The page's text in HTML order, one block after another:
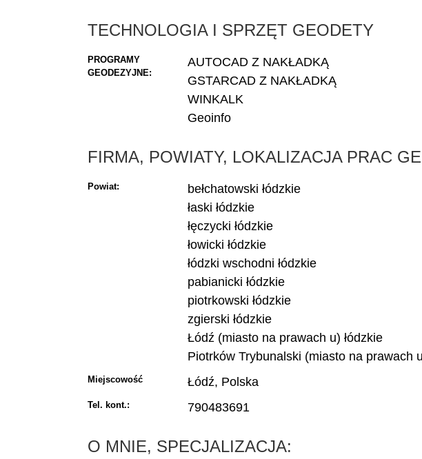
TECHNOLOGIA I SPRZĘT GEODETY
PROGRAMY
GEODEZYJNE:
AUTOCAD Z NAKŁADKĄ
GSTARCAD Z NAKŁADKĄ
WINKALK
Geoinfo
FIRMA, POWIATY, LOKALIZACJA PRAC
Powiat:
bełchatowski łódzkie
łaski łódzkie
łęczycki łódzkie
łowicki łódzkie
łódzki wschodni łódzkie
pabianicki łódzkie
piotrkowski łódzkie
zgierski łódzkie
Łódź (miasto na prawach u) łódzkie
Piotrków Trybunalski (miasto na prawach
Miejscowość Łódź, Polska
Tel. kont.: 790483691
O MNIE, SPECJALIZACJA: